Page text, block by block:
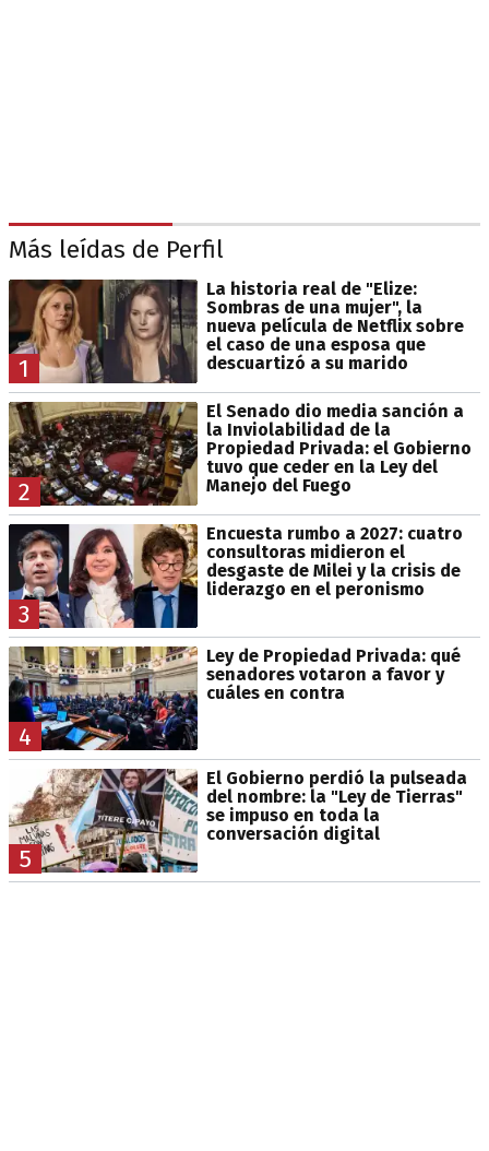
Más leídas de Perfil
1
La historia real de "Elize:
Sombras de una mujer", la
nueva película de Netflix sobre
el caso de una esposa que
descuartizó a su marido
2
El Senado dio media sanción a
la Inviolabilidad de la
Propiedad Privada: el Gobierno
tuvo que ceder en la Ley del
Manejo del Fuego
3
Encuesta rumbo a 2027: cuatro
consultoras midieron el
desgaste de Milei y la crisis de
liderazgo en el peronismo
4
Ley de Propiedad Privada: qué
senadores votaron a favor y
cuáles en contra
5
El Gobierno perdió la pulseada
del nombre: la "Ley de Tierras"
se impuso en toda la
conversación digital